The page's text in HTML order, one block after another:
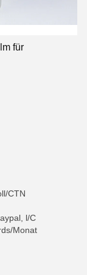
für
CTN
l/C
Monat